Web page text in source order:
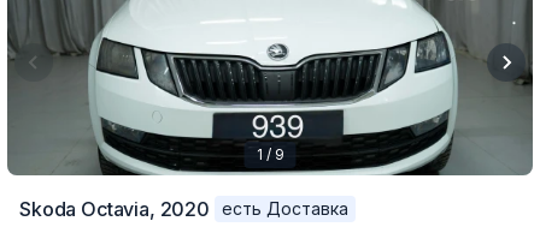
1 / 9
Skoda Octavia, 2020
есть Доставка